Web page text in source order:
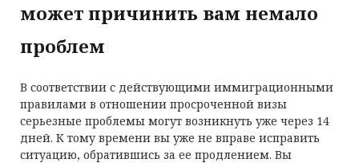
может причинить вам немало
проблем
В соответствии с действующими иммиграционными
правилами в отношении просроченной визы
серьезные проблемы могут возникнуть уже через 14
дней. К тому времени вы уже не вправе исправить
ситуацию, обратившись за ее продлением. Вы